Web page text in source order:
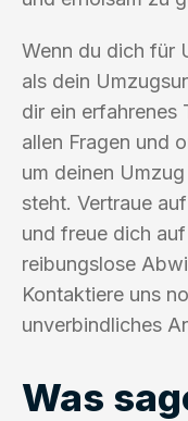
Wenn du dich für
als dein
dir ein erfahrenes
allen Fragen und
um deinen
steht. Vertraue
und freue dich
reibungslose
Kontaktiere uns
unverbindliches
Was